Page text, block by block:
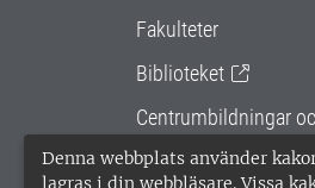
Denna webbplats använder
lagras i din webbläsare. Vissa
Fakulteter
Biblioteket
Centrumbildningar
samarbetsprojekt